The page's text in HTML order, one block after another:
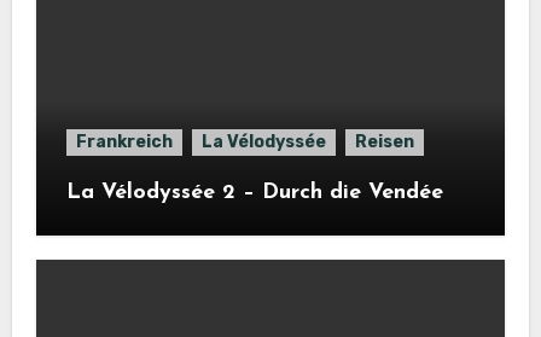
Frankreich La Vélodyssée Reisen
La Vélodyssée 2 – Durch die Vendée